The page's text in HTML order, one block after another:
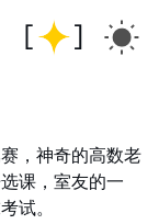
，神奇的高数老
课，室友的一
试。